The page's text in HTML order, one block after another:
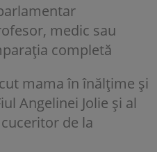
medic sau
completă
mama în înălțime și
Angelinei Jolie și al
de la